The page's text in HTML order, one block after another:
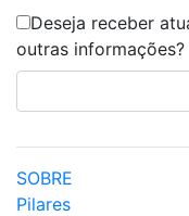
Deseja receber
outras informações?
SOBRE
Pilares